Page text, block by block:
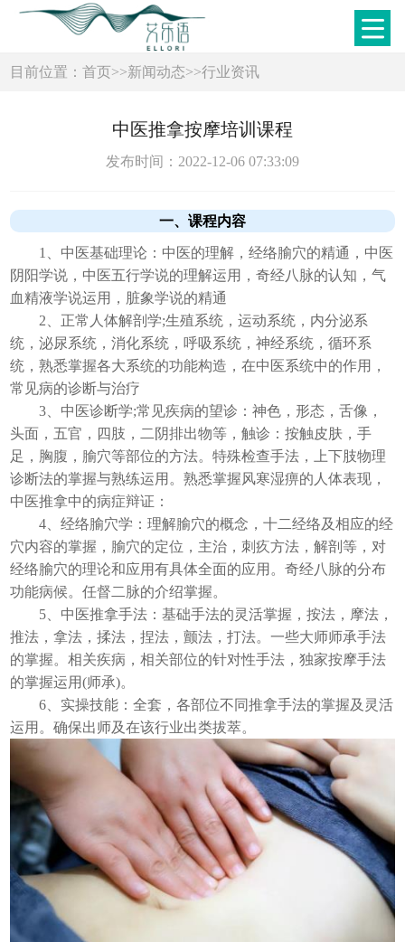
目前位置：首页>>新闻动态>>行业资讯
​中医推拿按摩培训课程
发布时间：2022-12-06 07:33:09
一、课程内容
1、中医基础理论：中医的理解，经络腧穴的精通，中医
阴阳学说，中医五行学说的理解运用，奇经八脉的认知，气
血精液学说运用，脏象学说的精通
2、正常人体解剖学;生殖系统，运动系统，内分泌系
统，泌尿系统，消化系统，呼吸系统，神经系统，循环系
统，熟悉掌握各大系统的功能构造，在中医系统中的作用，
常见病的诊断与治疗
3、中医诊断学;常见疾病的望诊：神色，形态，舌像，
头面，五官，四肢，二阴排出物等，触诊：按触皮肤，手
足，胸腹，腧穴等部位的方法。特殊检查手法，上下肢物理
诊断法的掌握与熟练运用。熟悉掌握风寒湿痹的人体表现，
中医推拿中的病症辩证：
4、经络腧穴学：理解腧穴的概念，十二经络及相应的经
穴内容的掌握，腧穴的定位，主治，刺疚方法，解剖等，对
经络腧穴的理论和应用有具体全面的应用。奇经八脉的分布
功能病候。任督二脉的介绍掌握。
5、中医推拿手法：基础手法的灵活掌握，按法，摩法，
推法，拿法，揉法，捏法，颤法，打法。一些大师师承手法
的掌握。相关疾病，相关部位的针对性手法，独家按摩手法
的掌握运用(师承)。
6、实操技能：全套，各部位不同推拿手法的掌握及灵活
运用。确保出师及在该行业出类拔萃。